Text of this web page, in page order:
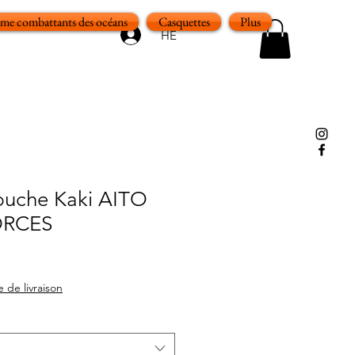
HE
combattants des océans Casquettes Plus
Kaki AITO
de livraison